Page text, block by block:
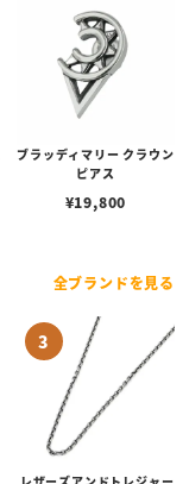
ブラッディマリー クラウン
ピアス
¥19,800
全ブランドを見る